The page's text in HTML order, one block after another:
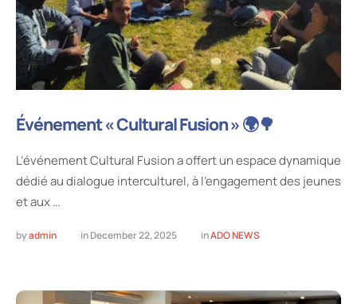
Événement « Cultural Fusion » 🌍🌳
L’événement Cultural Fusion a offert un espace dynamique
dédié au dialogue interculturel, à l’engagement des jeunes
et aux …
by admin in December 22, 2025 in ADO NEWS